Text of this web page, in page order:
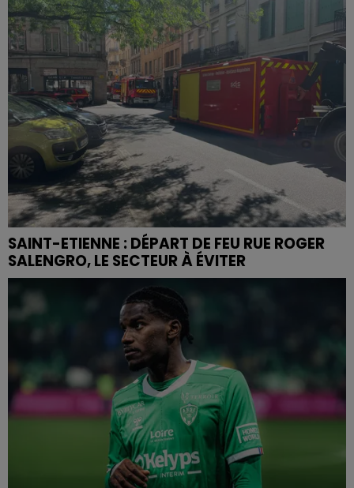
SAINT-ETIENNE : DÉPART DE FEU RUE ROGER
SALENGRO, LE SECTEUR À ÉVITER